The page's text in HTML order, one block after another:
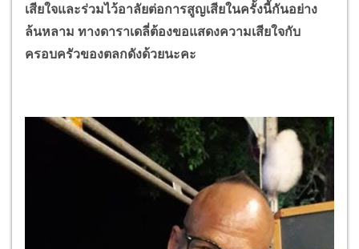
เสียใจและร่วมไว้อาลัยต่อการสูญเสียในครั้งนี้กันอย่าง
ล้นหลาม ทางดาราเดลี่ต้องขอแสดงความเสียใจกับ
ครอบครัวของตลกดังด้วยนะคะ